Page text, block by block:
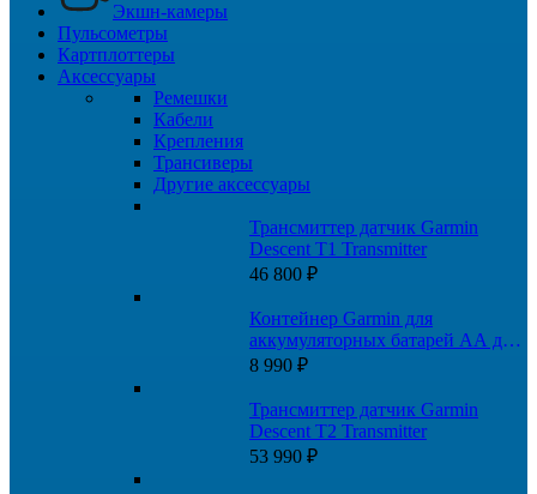
Экшн-камеры
Пульсометры
Картплоттеры
Аксессуары
Ремешки
Кабели
Крепления
Трансиверы
Другие аксессуары
Трансмиттер датчик Garmin
Descent T1 Transmitter
46 800 ₽
Контейнер Garmin для
аккумуляторных батарей AA для
Montana 700, 750
8 990 ₽
Трансмиттер датчик Garmin
Descent T2 Transmitter
53 990 ₽